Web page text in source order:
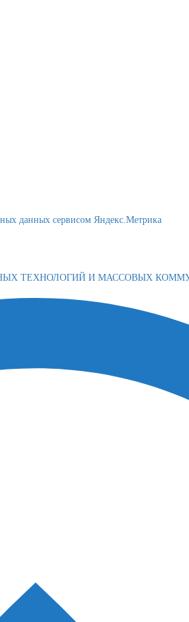
данных сервисом Яндекс.Метрика
ТЕХНОЛОГИЙ И МАССОВЫХ